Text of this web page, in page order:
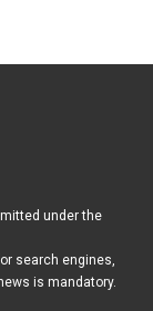
under the
search engines,
is mandatory.